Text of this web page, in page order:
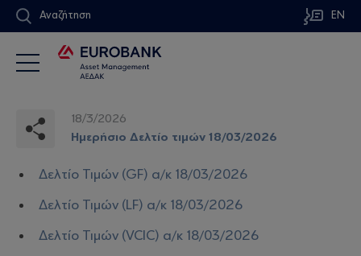
Αναζήτηση EN
18/3/2026
Ημερήσιο Δελτίο τιμών 18/03/2026
Δελτίο Τιμών (GF) α/κ 18/03/2026
Δελτίο Τιμών (LF) α/κ 18/03/2026
Δελτίο Τιμών (VCIC) α/κ 18/03/2026